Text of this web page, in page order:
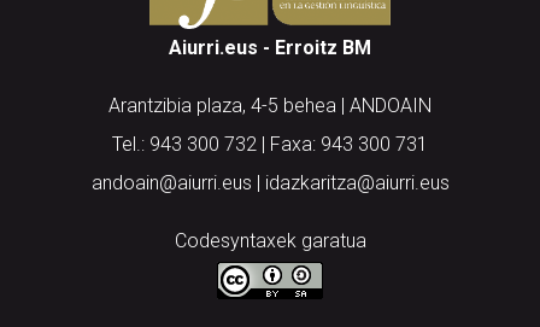
Aiurri.eus - Erroitz BM
Arantzibia plaza, 4-5 behea | ANDOAIN
Tel.: 943 300 732 | Faxa: 943 300 731
andoain@aiurri.eus | idazkaritza@aiurri.eus
Codesyntaxek garatua